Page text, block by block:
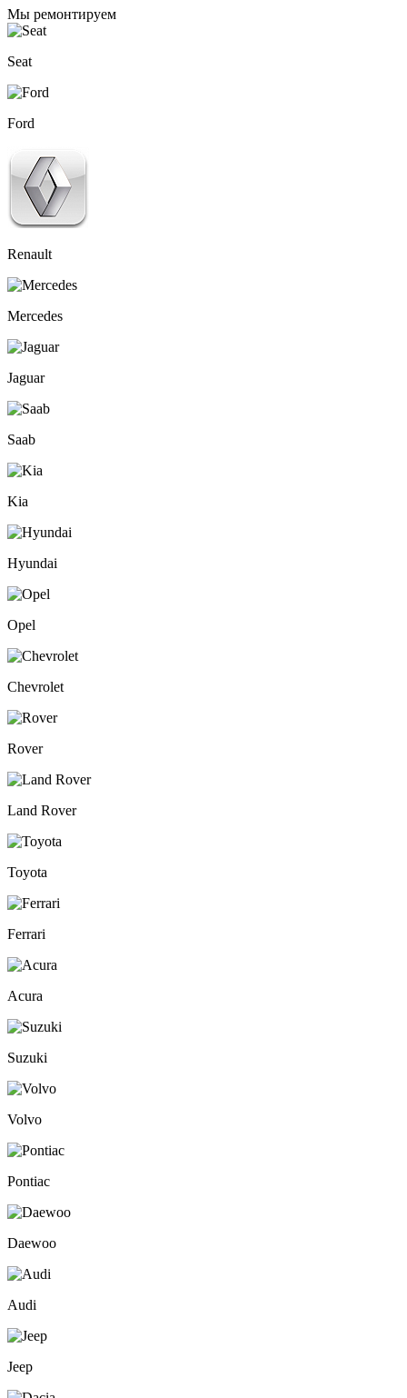
Мы ремонтируем
Seat
Ford
Renault
Mercedes
Jaguar
Saab
Kia
Hyundai
Opel
Chevrolet
Rover
Land Rover
Toyota
Ferrari
Acura
Suzuki
Volvo
Pontiac
Daewoo
Audi
Jeep